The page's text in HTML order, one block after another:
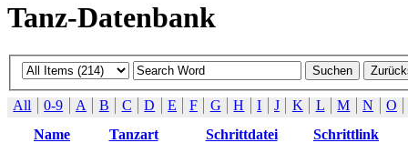
Tanz-Datenbank
All 0-9 A B C D E F G H I J K L M N
O
Name
Tanzart Schrittdatei
Schrittlink